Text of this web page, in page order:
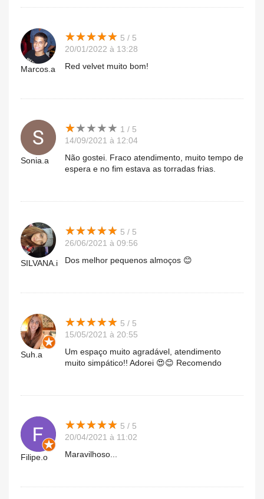
Marcos.a
★★★★★
★★★★★ 5 / 5
20/01/2022 à 13:28
Red velvet muito bom!
Sonia.a
★★★★★
★★★★★ 1 / 5
14/09/2021 à 12:04
Não gostei. Fraco atendimento, muito tempo de
espera e no fim estava as torradas frias.
SILVANA.i
★★★★★
★★★★★ 5 / 5
26/06/2021 à 09:56
Dos melhor pequenos almoços 😊
Suh.a
★★★★★
★★★★★ 5 / 5
15/05/2021 à 20:55
Um espaço muito agradável, atendimento
muito simpático!! Adorei 😍😊 Recomendo
Filipe.o
★★★★★
★★★★★ 5 / 5
20/04/2021 à 11:02
Maravilhoso...